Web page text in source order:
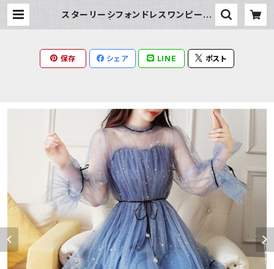
スターリーシフォンドレスワンピース
保存 シェア LINE ポスト